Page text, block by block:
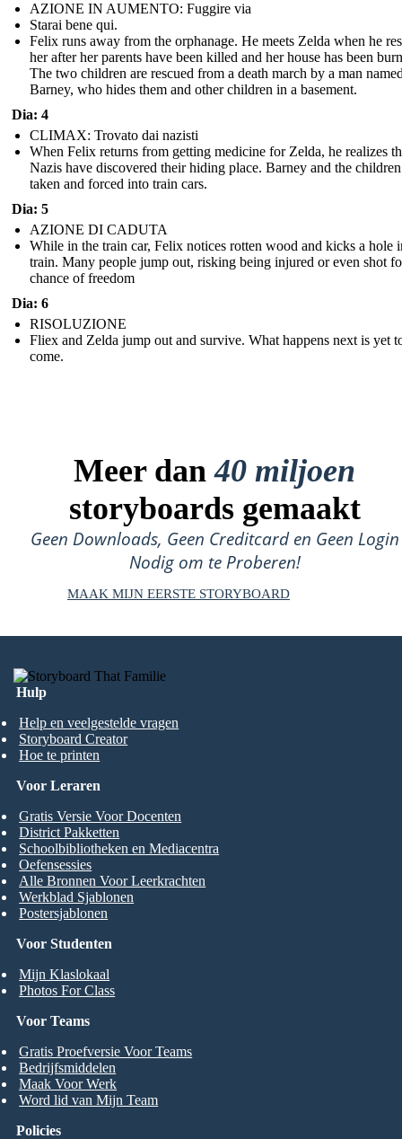
AZIONE IN AUMENTO: Fuggire via
Starai bene qui.
Felix runs away from the orphanage. He meets Zelda when he
her after her parents have been killed and her house has been
The two children are rescued from a death march by a man
Barney, who hides them and other children in a basement.
Dia: 4
CLIMAX: Trovato dai nazisti
When Felix returns from getting medicine for Zelda, he realizes
Nazis have discovered their hiding place. Barney and the
taken and forced into train cars.
Dia: 5
AZIONE DI CADUTA
While in the train car, Felix notices rotten wood and kicks a hole
train. Many people jump out, risking being injured or even shot
chance of freedom
Dia: 6
RISOLUZIONE
Fliex and Zelda jump out and survive. What happens next is yet
come.
Meer dan40 miljoen
storyboards gemaakt
Geen Downloads, Geen Creditcard en Geen Login
Nodig om te Proberen!
MAAK MIJN EERSTE STORYBOARD
Hulp
Help en veelgestelde vragen
Storyboard Creator
Hoe te printen
Voor Studenten
Mijn Klaslokaal
Photos For Class
Voor Leraren
Gratis Versie Voor Docenten
District Pakketten
Schoolbibliotheken en Mediacentra
Oefensessies
Alle Bronnen Voor Leerkrachten
Werkblad Sjablonen
Postersjablonen
Voor Teams
Gratis Proefversie Voor Teams
Bedrijfsmiddelen
Maak Voor Werk
Word lid van Mijn Team
Policies